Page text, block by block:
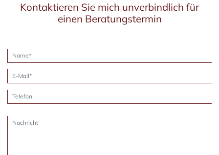
Kontaktieren Sie mich unverbindlich für
einen Beratungstermin